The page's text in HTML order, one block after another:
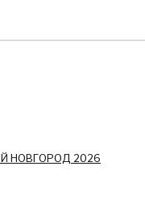
НОВГОРОД 2026